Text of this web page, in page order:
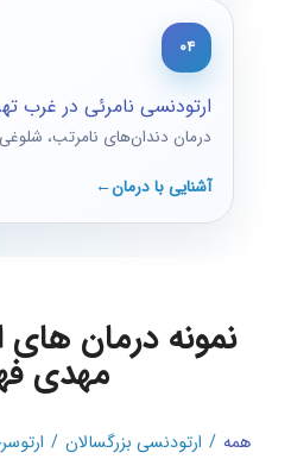
۰۴
ارتودنسی نامرئی در غرب
درمان دندان‌های نامرتب،
آشنایی با درمان
نمونه درمان های
مهدی
همه / ارتودنسی بزرگسالان /